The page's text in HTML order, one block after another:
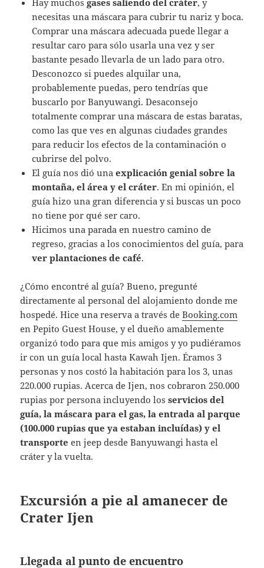
necesitas una máscara para cubrir tu nariz y boca.
Comprar una máscara adecuada puede llegar a
resultar caro para sólo usarla una vez y ser
bastante pesado llevarla de un lado para otro.
Desconozco si puedes alquilar una,
probablemente puedas, pero tendrías que
buscarlo por Banyuwangi. Desaconsejo
totalmente comprar una máscara de estas baratas,
como las que ves en algunas ciudades grandes
para reducir los efectos de la contaminación o
cubrirse del polvo.
El guía nos dió unaexplicación genial sobre la
montaña, el área y el cráter. En mi opinión, el
guía hizo una gran diferencia y si buscas un poco
no tiene por qué ser caro.
Hicimos una parada en nuestro camino de
regreso, gracias a los conocimientos del guía, para
ver plantaciones de café.
¿Cómo encontré al guía? Bueno, pregunté
directamente al personal del alojamiento donde me
hospedé. Hice una reserva a través deBooking.com
en Pepito Guest House, y el dueño amablemente
organizó todo para que mis amigos y yo pudiéramos
ir con un guía local hasta Kawah Ijen. Éramos 3
personas y nos costó la habitación para los 3, unas
220.000 rupias. Acerca de Ijen, nos cobraron 250.000
rupias por persona incluyendo losservicios del
guía, la máscara para el gas, la entrada al parque
(100.000 rupias que ya estaban incluídas) y el
transporte en jeep desde Banyuwangi hasta el
cráter y la vuelta.
Excursión a pie al amanecer de
Crater Ijen
Llegada al punto de encuentro